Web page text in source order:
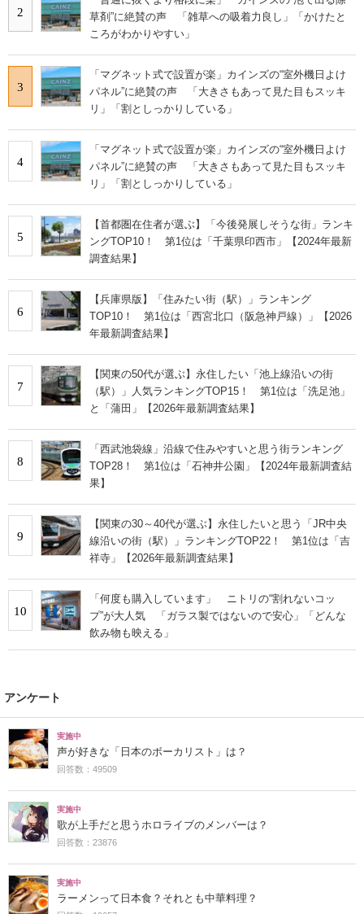
2
草剤”に絶賛の声 「雑草への吸着力良し」「かけたと
ころがわかりやすい」
3
「マグネット式で設置が楽」カインズの“室外機日よけ
パネル”に絶賛の声 「大きさもあって見た目もスッキ
リ」「割としっかりしている」
4
「マグネット式で設置が楽」カインズの“室外機日よけ
パネル”に絶賛の声 「大きさもあって見た目もスッキ
リ」「割としっかりしている」
5
【首都圏在住者が選ぶ】「今後発展しそうな街」ランキ
ングTOP10！ 第1位は「千葉県印西市」【2024年最新
調査結果】
6
【兵庫県版】「住みたい街（駅）」ランキング
TOP10！ 第1位は「西宮北口（阪急神戸線）」【2026
年最新調査結果】
7
【関東の50代が選ぶ】永住したい「池上線沿いの街
（駅）」人気ランキングTOP15！ 第1位は「洗足池」
と「蒲田」【2026年最新調査結果】
8
「西武池袋線」沿線で住みやすいと思う街ランキング
TOP28！ 第1位は「石神井公園」【2024年最新調査結
果】
9
【関東の30～40代が選ぶ】永住したいと思う「JR中央
線沿いの街（駅）」ランキングTOP22！ 第1位は「吉
祥寺」【2026年最新調査結果】
10
「何度も購入しています」 ニトリの“割れないコッ
プ”が大人気 「ガラス製ではないので安心」「どんな
飲み物も映える」
アンケート
実施中
声が好きな「日本のボーカリスト」は？
回答数：49509
実施中
歌が上手だと思うホロライブのメンバーは？
回答数：23876
実施中
ラーメンって日本食？それとも中華料理？